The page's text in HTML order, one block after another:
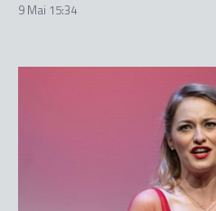
9 Mai 15:34